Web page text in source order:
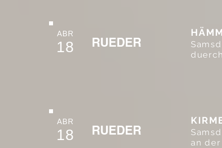
ABR
18 RUEDER
ABR
18 RUEDER
an